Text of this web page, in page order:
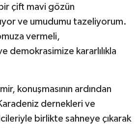
çift mavi gözün
ve umudumu tazeliyorum.
vermeli,
demokrasimize kararlılıkla
konuşmasının ardından
dernekleri ve
birlikte sahneye çıkarak